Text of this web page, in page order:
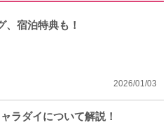
宿泊特典も！
2026/01/03
ラダイについて解説！